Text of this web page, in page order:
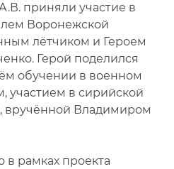
приняли участие в
Воронежской
лётчиком и Героем
Герой поделился
обучении в военном
участием в сирийской
вручённой Владимиром
рамках проекта